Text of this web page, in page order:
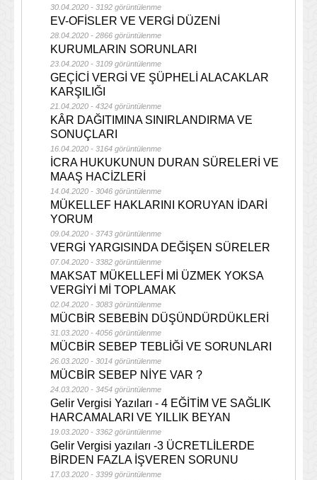
30.04.2020 - 3192 görüntülenme
EV-OFİSLER VE VERGİ DÜZENİ
28.04.2020 - 2866 görüntülenme
KURUMLARIN SORUNLARI
23.04.2020 - 3109 görüntülenme
GEÇİCİ VERGİ VE ŞÜPHELİ ALACAKLAR
KARŞILIĞI
21.04.2020 - 4324 görüntülenme
KÂR DAĞITIMINA SINIRLANDIRMA VE
SONUÇLARI
16.04.2020 - 3164 görüntülenme
İCRA HUKUKUNUN DURAN SÜRELERİ VE
MAAŞ HACİZLERİ
14.04.2020 - 3046 görüntülenme
MÜKELLEF HAKLARINI KORUYAN İDARİ
YORUM
09.04.2020 - 3743 görüntülenme
VERGİ YARGISINDA DEĞİŞEN SÜRELER
07.04.2020 - 3382 görüntülenme
MAKSAT MÜKELLEFİ Mİ ÜZMEK YOKSA
VERGİYİ Mİ TOPLAMAK
02.04.2020 - 3083 görüntülenme
MÜCBİR SEBEBİN DÜŞÜNDÜRDÜKLERİ
31.03.2020 - 4056 görüntülenme
MÜCBİR SEBEP TEBLİĞİ VE SORUNLARI
26.03.2020 - 3014 görüntülenme
MÜCBİR SEBEP NİYE VAR ?
24.03.2020 - 3454 görüntülenme
Gelir Vergisi Yazıları - 4 EĞİTİM VE SAĞLIK
HARCAMALARI VE YILLIK BEYAN
19.03.2020 - 3362 görüntülenme
Gelir Vergisi yazıları -3 ÜCRETLİLERDE
BİRDEN FAZLA İŞVEREN SORUNU
17.03.2020 - 3399 görüntülenme